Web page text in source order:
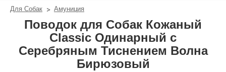
Для Собак Амуниция
Поводок для Собак Кожаный
Classic Одинарный с
Серебряным Тиснением Волна
Бирюзовый